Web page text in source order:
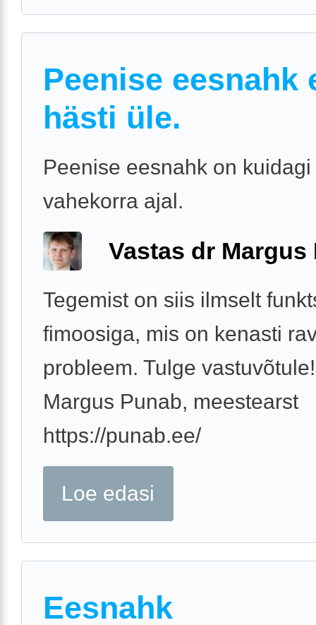
Peenise eesnahk
hästi üle.
Peenise eesnahk on
vahekorra ajal.
Vastas dr Margus
Tegemist on siis ilmselt
fimoosiga, mis on kenasti
probleem. Tulge vastuvõtule!
Margus Punab, meestearst
https://punab.ee/
Loe edasi
Eesnahk